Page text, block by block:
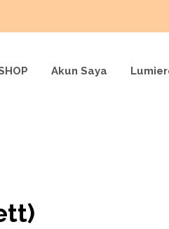
Akun Saya